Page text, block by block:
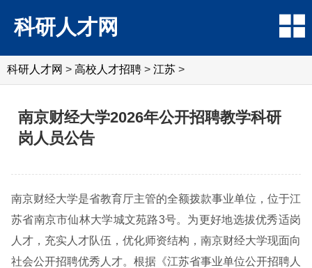
科研人才网
科研人才网 > 高校人才招聘 > 江苏 >
南京财经大学2026年公开招聘教学科研
岗人员公告
南京财经大学是省教育厅主管的全额拨款事业单位，位于江
苏省南京市仙林大学城文苑路3号。为更好地选拔优秀适岗
人才，充实人才队伍，优化师资结构，南京财经大学现面向
社会公开招聘优秀人才。根据《江苏省事业单位公开招聘人